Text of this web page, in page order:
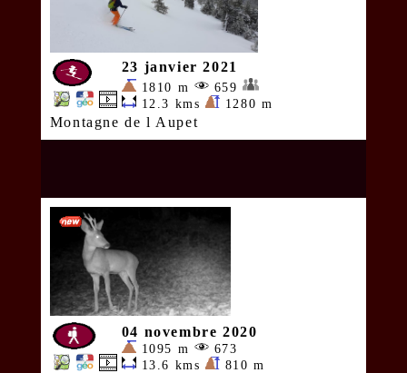
23 janvier 2021
1810 m
659
12.3 kms
1280 m
Montagne de l Aupet
04 novembre 2020
1095 m
673
13.6 kms
810 m